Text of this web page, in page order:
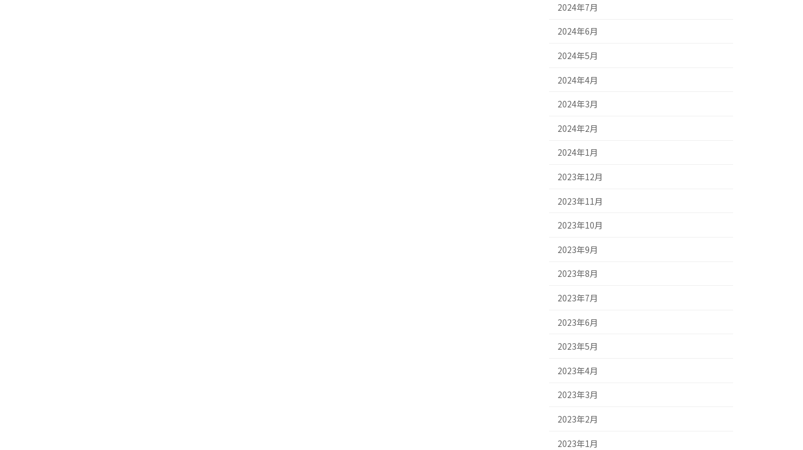
2024年7月
2024年6月
2024年5月
2024年4月
2024年3月
2024年2月
2024年1月
2023年12月
2023年11月
2023年10月
2023年9月
2023年8月
2023年7月
2023年6月
2023年5月
2023年4月
2023年3月
2023年2月
2023年1月